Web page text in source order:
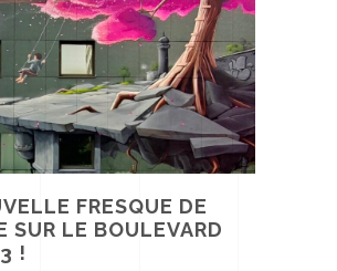
FRESQUE DE
SUR LE BOULEVARD
!